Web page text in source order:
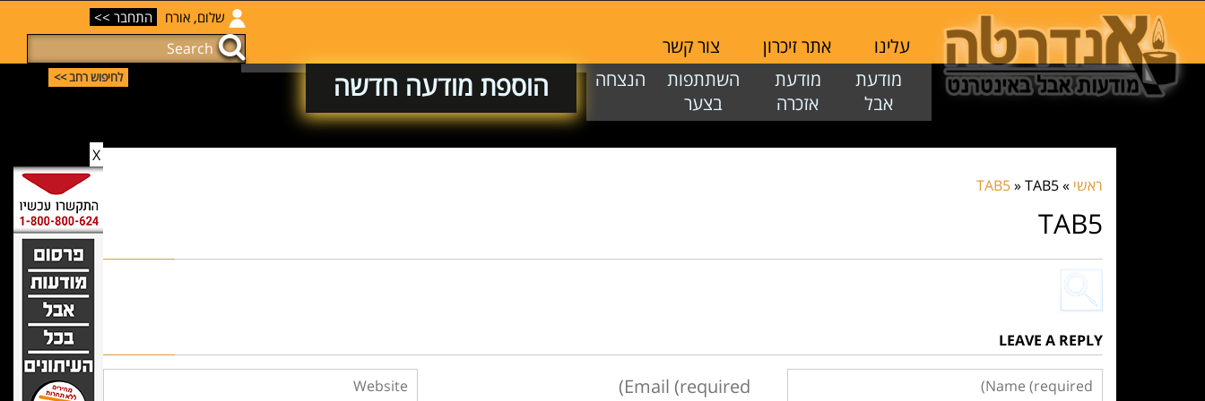
X
עלינו אתר זיכרון
צור קשר
מודעת
אבל
מודעת
אזכרה
השתתפות
בצער
הנצחה הוספת מודעה חדשה
שלום, אורח התחבר >>
לחיפוש רחב >>
ראשי »
TAB5 » TAB5
TAB5
LEAVE A REPLY